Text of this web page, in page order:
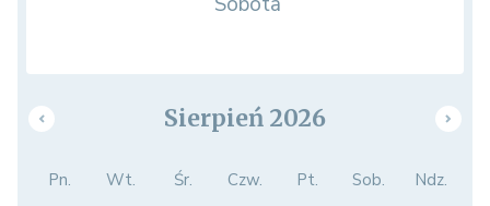
Sierpień 2026
Pn. Wt. Śr. Czw. Pt. Sob. Ndz.